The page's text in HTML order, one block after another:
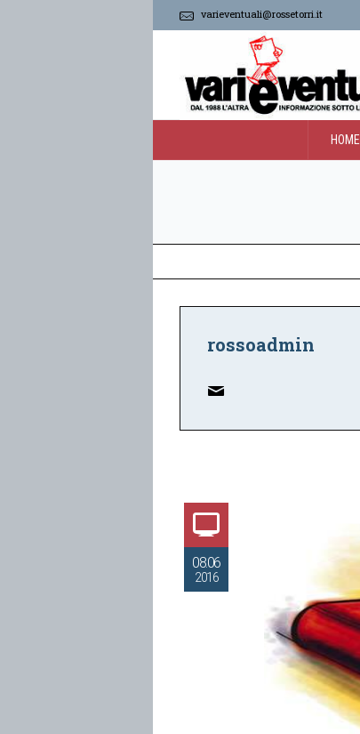
varieventuali@rossetorri.it
HOME
rossoadmin
08.06
2016